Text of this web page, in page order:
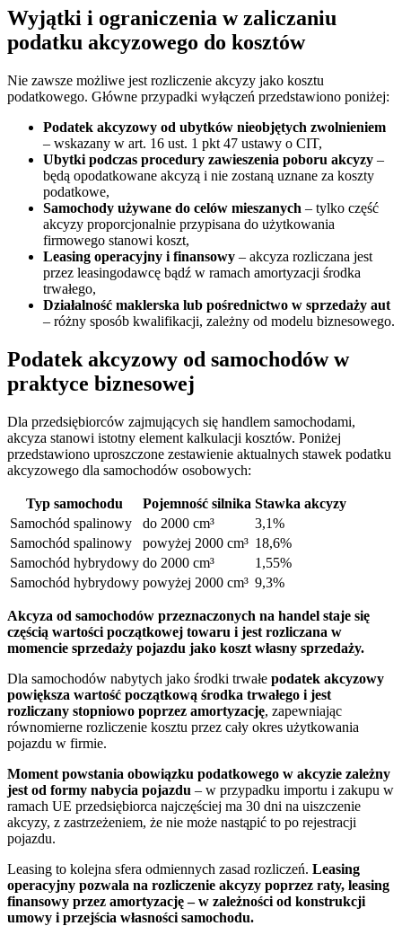
Wyjątki i ograniczenia w zaliczaniu
podatku akcyzowego do kosztów
Nie zawsze możliwe jest rozliczenie akcyzy jako kosztu
podatkowego. Główne przypadki wyłączeń przedstawiono poniżej:
Podatek akcyzowy od ubytków nieobjętych zwolnieniem
– wskazany w art. 16 ust. 1 pkt 47 ustawy o CIT,
Ubytki podczas procedury zawieszenia poboru akcyzy –
będą opodatkowane akcyzą i nie zostaną uznane za koszty
podatkowe,
Samochody używane do celów mieszanych – tylko część
akcyzy proporcjonalnie przypisana do użytkowania
firmowego stanowi koszt,
Leasing operacyjny i finansowy – akcyza rozliczana jest
przez leasingodawcę bądź w ramach amortyzacji środka
trwałego,
Działalność maklerska lub pośrednictwo w sprzedaży aut
– różny sposób kwalifikacji, zależny od modelu biznesowego.
Podatek akcyzowy od samochodów w
praktyce biznesowej
Dla przedsiębiorców zajmujących się handlem samochodami,
akcyza stanowi istotny element kalkulacji kosztów. Poniżej
przedstawiono uproszczone zestawienie aktualnych stawek podatku
akcyzowego dla samochodów osobowych:
Typ samochodu Pojemność silnika Stawka akcyzy
Samochód spalinowy
do 2000 cm³
3,1%
Samochód spalinowy
powyżej 2000 cm³ 18,6%
Samochód hybrydowy do 2000 cm³
1,55%
Samochód hybrydowy powyżej 2000 cm³ 9,3%
Akcyza od samochodów przeznaczonych na handel staje się
częścią wartości początkowej towaru i jest rozliczana w
momencie sprzedaży pojazdu jako koszt własny sprzedaży.
Dla samochodów nabytych jako środki trwałe podatek akcyzowy
powiększa wartość początkową środka trwałego i jest
rozliczany stopniowo poprzez amortyzację, zapewniając
równomierne rozliczenie kosztu przez cały okres użytkowania
pojazdu w firmie.
Moment powstania obowiązku podatkowego w akcyzie zależny
jest od formy nabycia pojazdu – w przypadku importu i zakupu w
ramach UE przedsiębiorca najczęściej ma 30 dni na uiszczenie
akcyzy, z zastrzeżeniem, że nie może nastąpić to po rejestracji
pojazdu.
Leasing to kolejna sfera odmiennych zasad rozliczeń. Leasing
operacyjny pozwala na rozliczenie akcyzy poprzez raty, leasing
finansowy przez amortyzację – w zależności od konstrukcji
umowy i przejścia własności samochodu.